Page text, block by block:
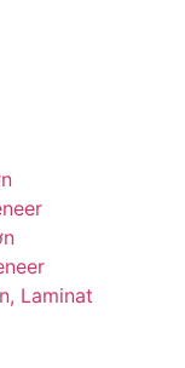
Laminat